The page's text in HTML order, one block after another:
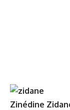
Zinédine